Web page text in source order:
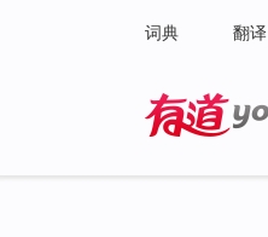
词典 翻译